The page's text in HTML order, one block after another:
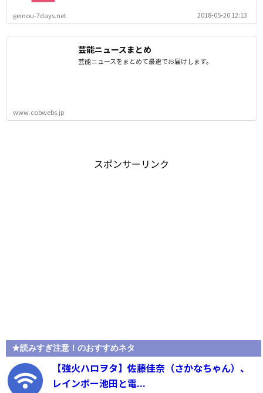
geinou-7days.net 2018-05-20 12:13
芸能ニュースまとめ
芸能ニュースをまとめて最速でお届けします。
www.cobwebs.jp
スポンサーリンク
★読みすぎ注意！のおすすめネタ
【強火ハロヲタ】佐藤佳奈（さかなちゃん）、
レインボー池田と電...